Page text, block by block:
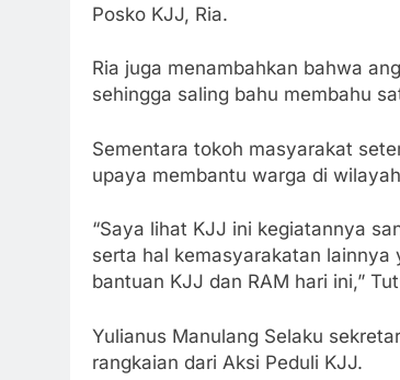
Posko KJJ, Ria.
Ria juga menambahkan bahwa
sehingga saling bahu membahu
Sementara tokoh masyarakat
upaya membantu warga di
“Saya lihat KJJ ini kegiatannya
serta hal kemasyarakatan
bantuan KJJ dan RAM hari ini,”
Yulianus Manulang Selaku
rangkaian dari Aksi Peduli KJJ.